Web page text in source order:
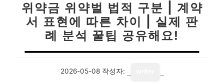
위약금 위약벌 법적 구분 | 계약
서 표현에 따른 차이 | 실제 판
례 분석 꿀팁 공유해요!
2026-05-08 작성자: